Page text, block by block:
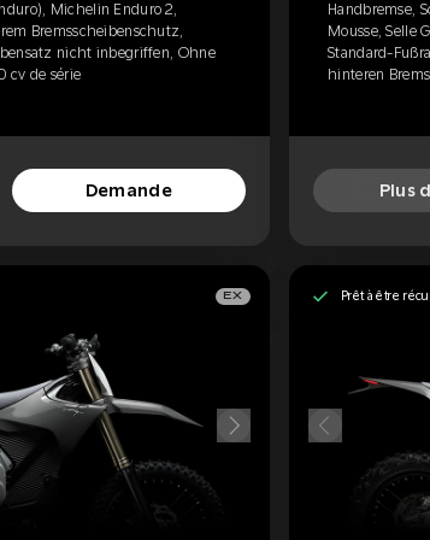
Michelin Enduro 2,
Bremsscheibenschutz,
nicht inbegriffen, Ohne
cv de série
Demande
Handbremse,
Mousse, Selle
Standard-
hinteren
Plus
EX Prêt à être